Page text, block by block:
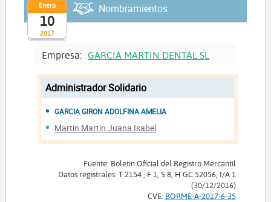
2017
Enero
10
Nombramientos
Empresa: GARCIA MARTIN DENTAL SL
Administrador Solidario
GARCIA GIRON ADOLFINA AMELIA
Martin Martin Juana Isabel
Fuente: Boletín Oficial del Registro Mercantil
Datos registrales: T 2154 , F 1, S 8, H GC 52056, I/A 1
(30/12/2016)
CVE: BORME-A-2017-6-35